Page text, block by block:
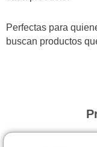
Perfectas para
buscan productos